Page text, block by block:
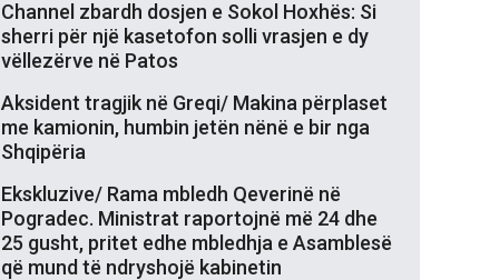
Channel zbardh dosjen e Sokol Hoxhës: Si
sherri për një kasetofon solli vrasjen e dy
vëllezërve në Patos
Aksident tragjik në Greqi/ Makina përplaset
me kamionin, humbin jetën nënë e bir nga
Shqipëria
Ekskluzive/ Rama mbledh Qeverinë në
Pogradec. Ministrat raportojnë më 24 dhe
25 gusht, pritet edhe mbledhja e Asamblesë
që mund të ndryshojë kabinetin